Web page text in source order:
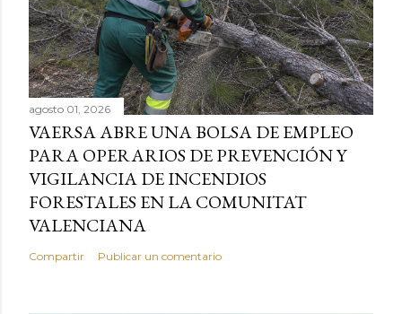
agosto 01, 2026
VAERSA ABRE UNA BOLSA DE EMPLEO
PARA OPERARIOS DE PREVENCIÓN Y
VIGILANCIA DE INCENDIOS
FORESTALES EN LA COMUNITAT
VALENCIANA
Compartir Publicar un comentario